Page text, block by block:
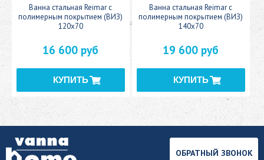
Ванна стальная Reimar с
полимерным покрытием (ВИЗ)
120x70
16 600 руб
Ванна стальная Reimar с
полимерным покрытием (ВИЗ)
140x70
19 600 руб
ОБРАТНЫЙ ЗВОНОК